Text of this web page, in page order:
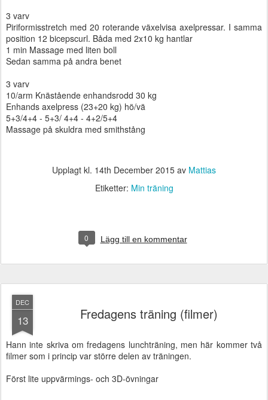
3 varv
Piriformisstretch med 20 roterande växelvisa axelpressar. I samma
position 12 bicepscurl. Båda med 2x10 kg hantlar
1 min Massage med liten boll
Sedan samma på andra benet
3 varv
10/arm Knästående enhandsrodd 30 kg
Enhands axelpress (23+20 kg) hö/vä
5+3/4+4 - 5+3/ 4+4 - 4+2/5+4
Massage på skuldra med smithstång
Upplagt kl. 14th December 2015 av Mattias
Etiketter: Min träning
0 Lägg till en kommentar
DEC
13 Fredagens träning (filmer)
Hann inte skriva om fredagens lunchträning, men här kommer två
filmer som i princip var större delen av träningen.
Först lite uppvärmings- och 3D-övningar